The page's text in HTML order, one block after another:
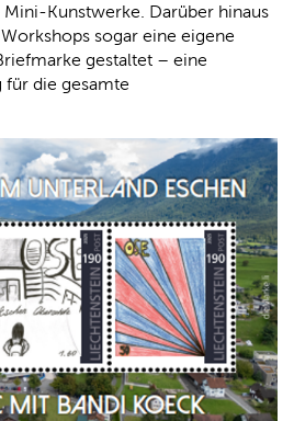
Kunstwerke. Darüber hinaus
sogar eine eigene
gestaltet – eine
für die gesamte